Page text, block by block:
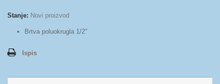
Stanje: Novi proizvod
Brtva poluokrugla 1/2"
Ispis